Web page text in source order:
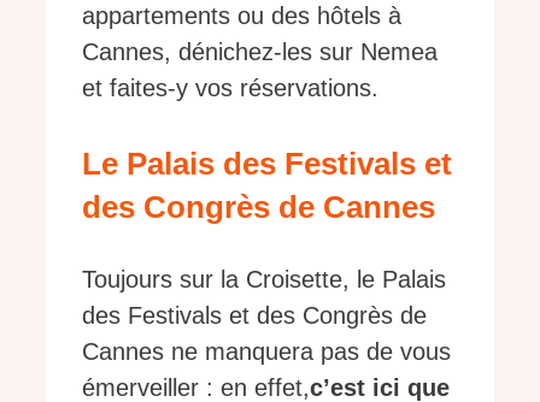
appartements ou des hôtels à
Cannes, dénichez-les sur Nemea
et faites-y vos réservations.
Le Palais des Festivals et
des Congrès de Cannes
Toujours sur la Croisette, le Palais
des Festivals et des Congrès de
Cannes ne manquera pas de vous
émerveiller : en effet,c’est ici que